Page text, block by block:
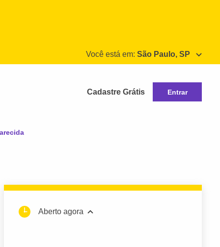
Você está em: São Paulo, SP
Cadastre Grátis Entrar
Aberto agora